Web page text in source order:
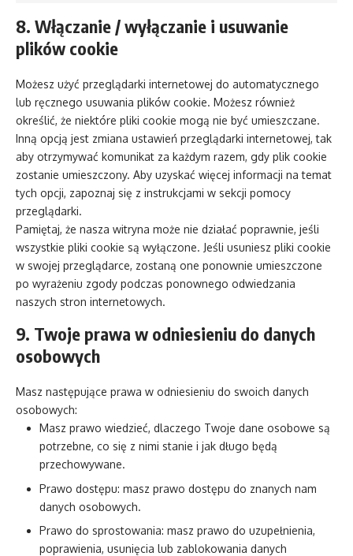
8. Włączanie / wyłączanie i usuwanie
plików cookie
Możesz użyć przeglądarki internetowej do automatycznego
lub ręcznego usuwania plików cookie. Możesz również
określić, że niektóre pliki cookie mogą nie być umieszczane.
Inną opcją jest zmiana ustawień przeglądarki internetowej, tak
aby otrzymywać komunikat za każdym razem, gdy plik cookie
zostanie umieszczony. Aby uzyskać więcej informacji na temat
tych opcji, zapoznaj się z instrukcjami w sekcji pomocy
przeglądarki.
Pamiętaj, że nasza witryna może nie działać poprawnie, jeśli
wszystkie pliki cookie są wyłączone. Jeśli usuniesz pliki cookie
w swojej przeglądarce, zostaną one ponownie umieszczone
po wyrażeniu zgody podczas ponownego odwiedzania
naszych stron internetowych.
9. Twoje prawa w odniesieniu do danych
osobowych
Masz następujące prawa w odniesieniu do swoich danych
osobowych:
Masz prawo wiedzieć, dlaczego Twoje dane osobowe są
potrzebne, co się z nimi stanie i jak długo będą
przechowywane.
Prawo dostępu: masz prawo dostępu do znanych nam
danych osobowych.
Prawo do sprostowania: masz prawo do uzupełnienia,
poprawienia, usunięcia lub zablokowania danych